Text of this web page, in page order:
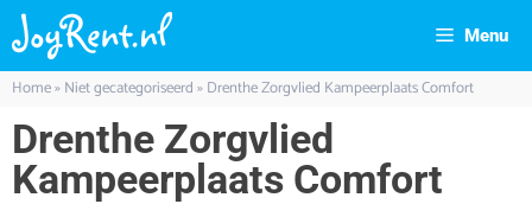
Menu
Home»Niet gecategoriseerd»Drenthe Zorgvlied Kampeerplaats Comfort
Drenthe Zorgvlied
Kampeerplaats Comfort